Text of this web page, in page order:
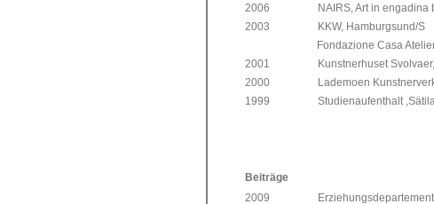
2006 NAIRS, Art in engadina
2003 KKW, Hamburgsund/S
Fondazione Casa Atelier,
2001 Kunstnerhuset Svolvaer,
2000 Lademoen
1999 Studienaufenthalt
Beiträge
2009 Erziehungsdepartement